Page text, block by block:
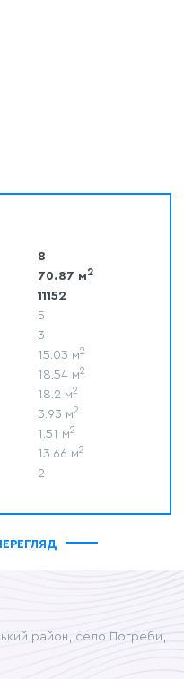
район, село Погреби,
8
70.87 м2
11152
5
3
15.03 м2
18.54 м2
18.2 м2
3.93 м2
1.51 м2
13.66 м2
2